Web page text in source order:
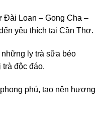
Đài Loan – Gong Cha –
yêu thích tại Cần Thơ.
ly trà sữa béo
độc đáo.
phú, tạo nên hương